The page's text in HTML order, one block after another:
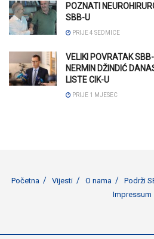
POZNATI
SBB-U
PRIJE 4 SEDMICE
VELIKI POVRATAK
NERMIN DŽINDIĆ
LISTE CIK-U
PRIJE 1 MJESEC
Početna Vijesti O nama Podrži
Impressum